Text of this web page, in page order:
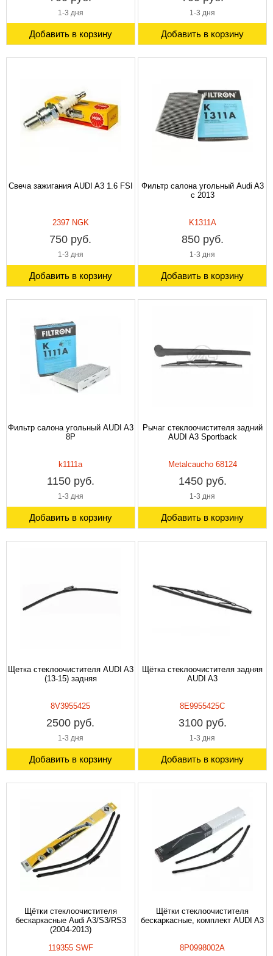
1-3 дня
Добавить в корзину
1-3 дня
Добавить в корзину
Свеча зажигания AUDI A3 1.6 FSI
2397 NGK
750 руб.
1-3 дня
Добавить в корзину
Фильтр салона угольный Audi A3
c 2013
K1311A
850 руб.
1-3 дня
Добавить в корзину
Фильтр салона угольный AUDI A3
8P
k1111a
1150 руб.
1-3 дня
Добавить в корзину
Рычаг стеклоочистителя задний
AUDI A3 Sportback
Metalcaucho 68124
1450 руб.
1-3 дня
Добавить в корзину
Щетка стеклоочистителя AUDI A3
(13-15) задняя
8V3955425
2500 руб.
1-3 дня
Добавить в корзину
Щётка стеклоочистителя задняя
AUDI A3
8E9955425C
3100 руб.
1-3 дня
Добавить в корзину
Щётки стеклоочистителя
бескаркасные Audi A3/S3/RS3
(2004-2013)
119355 SWF
Щётки стеклоочистителя
бескаркасные, комплект AUDI A3
8P0998002A